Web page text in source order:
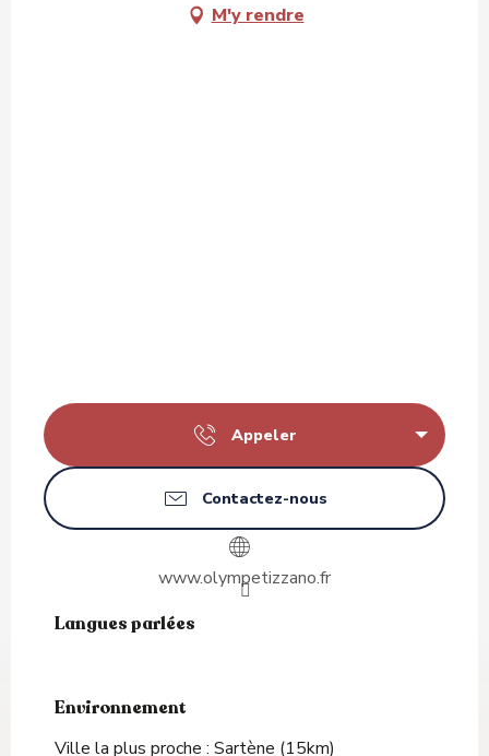
M'y rendre
Appeler
Contactez-nous
www.olympetizzano.fr
Langues parlées
Langues parlées
Environnement
Environnement
Ville la plus proche : Sartène (15km)